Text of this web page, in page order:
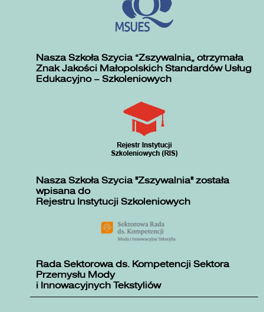
Nasza Szkoła Szycia „Zszywalnia” otrzymała
Znak Jakości Małopolskich Standardów Usług
Edukacyjno – Szkoleniowych
Nasza Szkoła Szycia "Zszywalnia" została
wpisana do
Rejestru Instytucji Szkoleniowych
Rada Sektorowa ds. Kompetencji Sektora
Przemysłu Mody
i Innowacyjnych Tekstyliów